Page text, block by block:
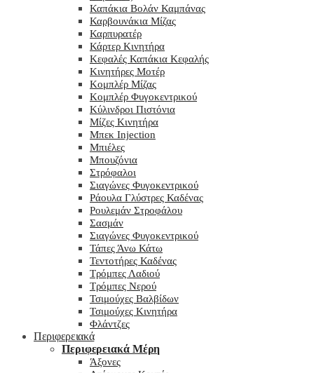
Καπάκια Βολάν Καμπάνας
Καρβουνάκια Μίζας
Καρπυρατέρ
Κάρτερ Κινητήρα
Κεφαλές Καπάκια Κεφαλής
Κινητήρες Μοτέρ
Κομπλέρ Μίζας
Κομπλέρ Φυγοκεντρικού
Κύλινδροι Πιστόνια
Μίζες Κινητήρα
Μπεκ Injection
Μπιέλες
Μπουζόνια
Στρόφαλοι
Σιαγώνες Φυγοκεντρικού
Ράουλα Γλύστρες Καδένας
Ρουλεμάν Στροφάλου
Σασμάν
Σιαγώνες Φυγοκεντρικού
Τάπες Άνω Κάτω
Τεντοτήρες Καδένας
Τρόμπες Λαδιού
Τρόμπες Νερού
Τσιμούχες Βαλβίδων
Τσιμούχες Κινητήρα
Φλάντζες
Περιφερειακά
Περιφερειακά Μέρη
Άξονες